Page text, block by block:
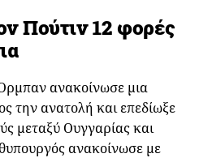
Πούτιν 12 φορές
ανακοίνωσε μια
την ανατολή και επεδίωξε
μεταξύ Ουγγαρίας και
ανακοίνωσε με